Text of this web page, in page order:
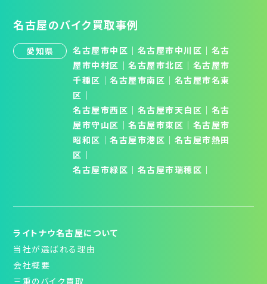
名古屋のバイク買取事例
愛知県 名古屋市中区 ｜ 名古屋市中川区 ｜ 名古
屋市中村区 ｜名古屋市北区 │ 名古屋市
千種区 │名古屋市南区 │ 名古屋市名東
区 │
名古屋市西区 ｜ 名古屋市天白区 │ 名古
屋市守山区 │名古屋市東区 ｜ 名古屋市
昭和区 │名古屋市港区 ｜ 名古屋市熱田
区 ｜
名古屋市緑区 ｜ 名古屋市瑞穂区 ｜
ライトナウ名古屋について
当社が選ばれる理由
会社概要
三重のバイク買取